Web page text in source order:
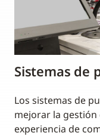
Sistemas de
Los sistemas de
mejorar la
experiencia de